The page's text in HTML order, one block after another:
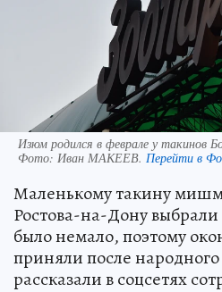
Изюм родился в феврале у такинов
Фото: Иван МАКЕЕВ. Перейти в
Маленькому такину
Ростова-на-Дону
было немало, поэтому
приняли после
рассказали в соцсетях